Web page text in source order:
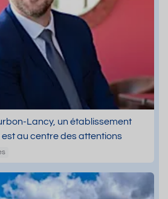
Lancy, un établissement
au centre des attentions